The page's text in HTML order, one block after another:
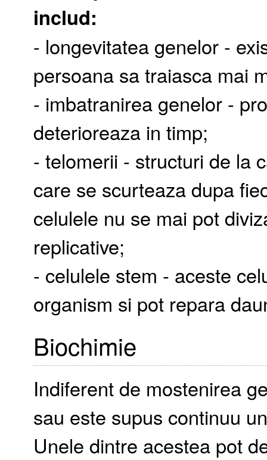
includ:
- longevitatea genelor -
persoana sa traiasca mai
- imbatranirea genelor -
deterioreaza in timp;
- telomerii - structuri de la
care se scurteaza dupa
celulele nu se mai pot
replicative;
- celulele stem - aceste
organism si pot repara
Biochimie
Indiferent de mostenirea
sau este supus continuu
Unele dintre acestea pot